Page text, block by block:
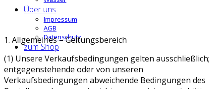
Über uns
Impressum
AGB
Datenschutz
zum Shop
1. Allgemeines – Geltungsbereich
(1) Unsere Verkaufsbedingungen gelten ausschließlich;
entgegenstehende oder von unseren
Verkaufsbedingungen abweichende Bedingungen des